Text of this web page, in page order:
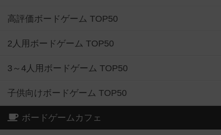
高評価ボードゲーム TOP50
2人用ボードゲーム TOP50
3～4人用ボードゲーム TOP50
子供向けボードゲーム TOP50
ボードゲームカフェ